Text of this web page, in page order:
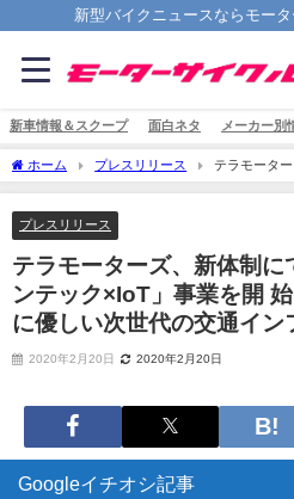
新型バイクニュースならモー
新車情報＆スクープ 面白ネタ メーカー
ホーム プレスリリース
テラモータ
テック×IoT」事業を開 始 アジア諸国で「環
プレスリリース
テラモーターズ、新体制に
ンテック×IoT」事業を開
に優しい次世代の交通イン
2020年2月20日 2020年2月20日
Googleイチオシ記事